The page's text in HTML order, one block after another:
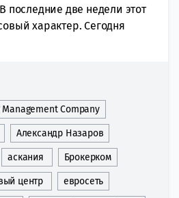
последние две недели этот
характер. Сегодня
Company
Александр Назаров
аскания Брокерком
центр евросеть